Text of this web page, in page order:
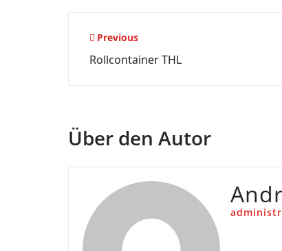
Beitragsnavigation
Previous
Rollcontainer THL
Über den Autor